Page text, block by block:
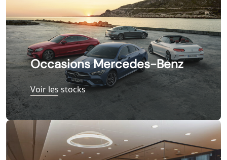
Occasions Mercedes-Benz
Voir les stocks